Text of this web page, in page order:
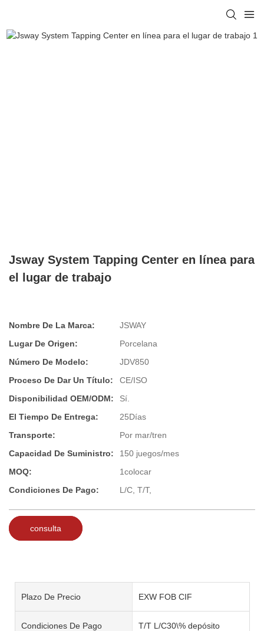
Jsway System Tapping Center en línea para
el lugar de trabajo
Nombre De La Marca:
JSWAY
Lugar De Origen:
Porcelana
Número De Modelo:
JDV850
Proceso De Dar Un Título:
CE/ISO
Disponibilidad OEM/ODM:
Sí.
El Tiempo De Entrega:
25Días
Transporte:
Por mar/tren
Capacidad De Suministro:
150 juegos/mes
MOQ:
1colocar
Condiciones De Pago:
L/C, T/T,
consulta
Plazo De Precio EXW FOB CIF
Condiciones De Pago T/T L/C30\% depósito